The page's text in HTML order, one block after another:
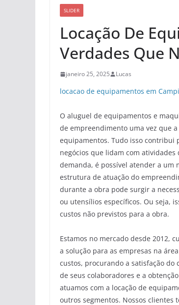
SLIDER
Locação De
Verdades Que
janeiro 25, 2025 Lucas
locacao de equipamentos em
O aluguel de equipamentos e
de empreendimento uma vez que
equipamentos. Tudo isso contribui
negócios que lidam com
demanda, é possível atender a um
estrutura de atuação do
durante a obra pode surgir a
ou utensílios específicos. Ou seja,
custos não previstos para a obra.
Estamos no mercado desde 2012,
a solução para as empresas na
custos, procurando a satisfação
de seus colaboradores e a
atuamos com a locação de
outros segmentos. Nossos clientes